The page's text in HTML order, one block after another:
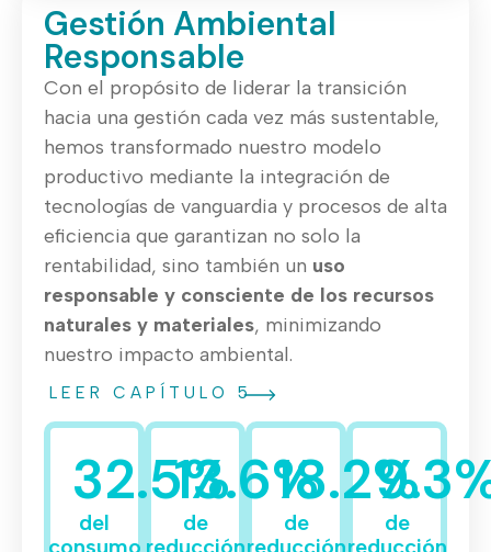
Gestión Ambiental
Responsable
Con el propósito de liderar la transición
hacia una gestión cada vez más sustentable,
hemos transformado nuestro modelo
productivo mediante la integración de
tecnologías de vanguardia y procesos de alta
eficiencia que garantizan no solo la
rentabilidad, sino también un uso
responsable y consciente de los recursos
naturales y materiales, minimizando
nuestro impacto ambiental.
LEER CAPÍTULO 5
del
consumo
32.5%
de
reducción
13.6%
de
reducción
18.2%
de
reducción
9.3